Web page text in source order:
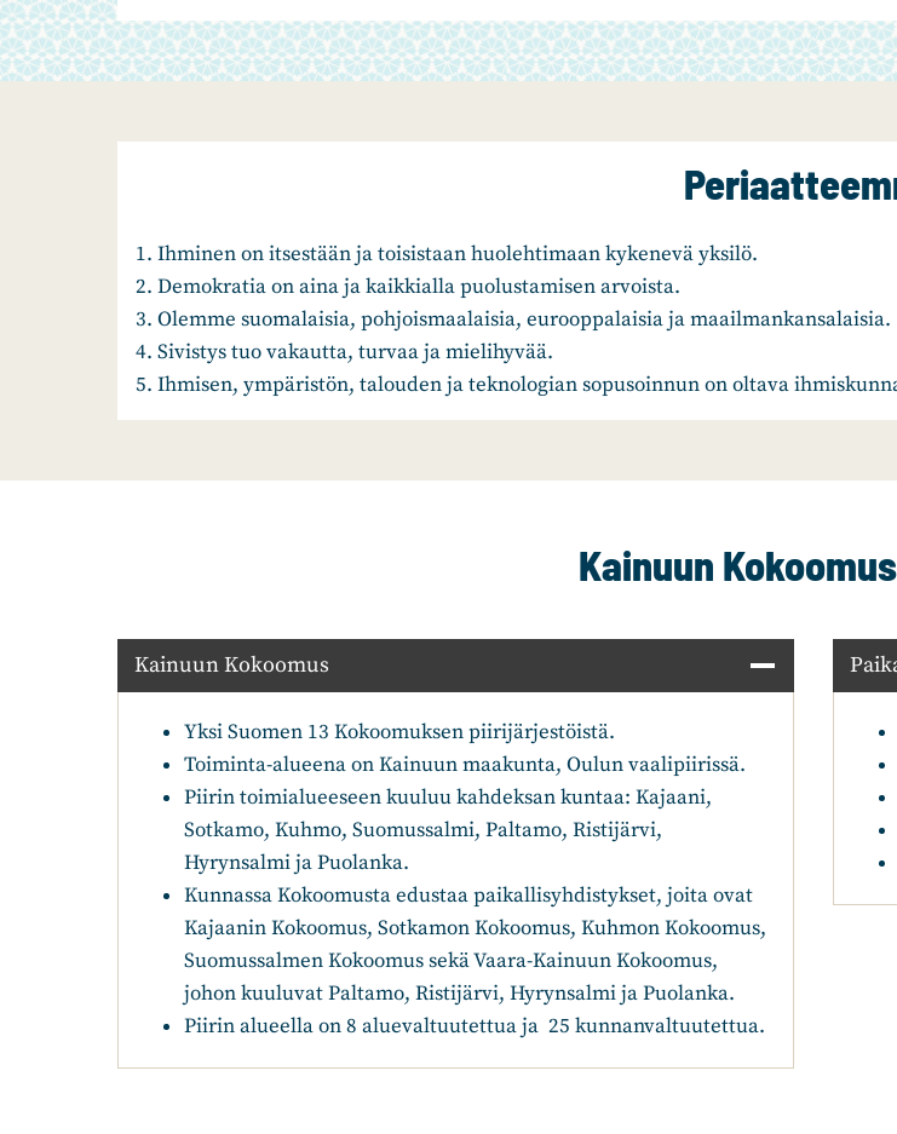
1. Ihminen on itsestään ja toisistaan huolehtimaan kykenevä yksilö.
2. Demokratia on aina ja kaikkialla puolustamisen arvoista.
3. Olemme suomalaisia, pohjoismaalaisia, eurooppalaisia ja maailmankansalaisia.
4. Sivistys tuo vakautta, turvaa ja mielihyvää.
5. Ihmisen, ympäristön, talouden ja teknologian sopusoinnun on oltava
Kainuun
Kainuun Kokoomus
Yksi Suomen 13 Kokoomuksen piirijärjestöistä.
Toiminta-alueena on Kainuun maakunta, Oulun vaalipiirissä.
Piirin toimialueeseen kuuluu kahdeksan kuntaa: Kajaani,
Sotkamo, Kuhmo, Suomussalmi, Paltamo, Ristijärvi,
Hyrynsalmi ja Puolanka.
Kunnassa Kokoomusta edustaa paikallisyhdistykset, joita ovat
Kajaanin Kokoomus, Sotkamon Kokoomus, Kuhmon Kokoomus,
Suomussalmen Kokoomus sekä Vaara-Kainuun Kokoomus,
johon kuuluvat Paltamo, Ristijärvi, Hyrynsalmi ja Puolanka.
Piirin alueella on 8 aluevaltuutettua ja 25 kunnanvaltuutettua.